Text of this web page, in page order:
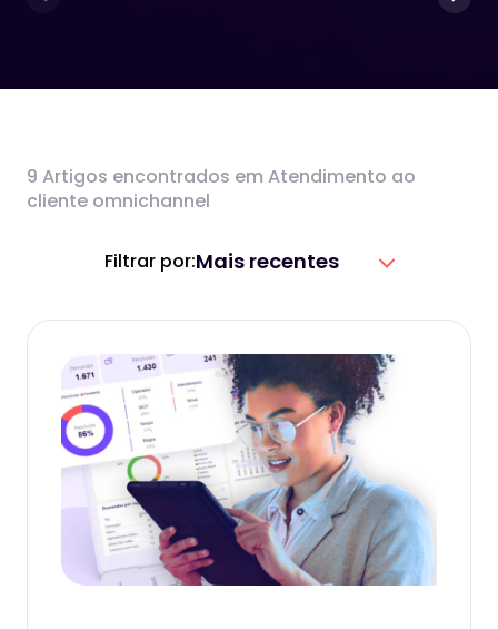
9 Artigos encontrados em Atendimento ao
cliente omnichannel
Filtrar por:Mais recentes